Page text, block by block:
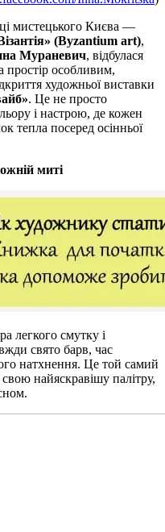
мистецького Києва —
(Byzantium art),
Мураневич, відбулася
простір особливим,
художньої виставки
. Це не просто
і настрою, де кожен
тепла посеред осінньої
миті
легкого смутку і
свято барв, час
натхнення. Це той самий
найяскравішу палітру,